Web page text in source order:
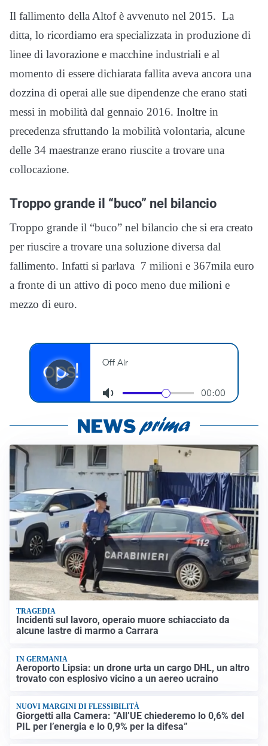
Il fallimento della Altof è avvenuto nel 2015. La
ditta, lo ricordiamo era specializzata in produzione di
linee di lavorazione e macchine industriali e al
momento di essere dichiarata fallita aveva ancora una
dozzina di operai alle sue dipendenze che erano stati
messi in mobilità dal gennaio 2016. Inoltre in
precedenza sfruttando la mobilità volontaria, alcune
delle 34 maestranze erano riuscite a trovare una
collocazione.
Troppo grande il “buco” nel bilancio
Troppo grande il “buco” nel bilancio che si era creato
per riuscire a trovare una soluzione diversa dal
fallimento. Infatti si parlava 7 milioni e 367mila euro
a fronte di un attivo di poco meno due milioni e
mezzo di euro.
TRAGEDIA
Incidenti sul lavoro, operaio muore schiacciato da
alcune lastre di marmo a Carrara
IN GERMANIA
Aeroporto Lipsia: un drone urta un cargo DHL, un altro
trovato con esplosivo vicino a un aereo ucraino
NUOVI MARGINI DI FLESSIBILITÀ
Giorgetti alla Camera: “All’UE chiederemo lo 0,6% del
PIL per l’energia e lo 0,9% per la difesa”